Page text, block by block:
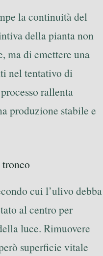
la continuità del
della pianta non
ma di emettere una
nel tentativo di
rallenta
produzione stabile e
tronco
cui l’ulivo debba
al centro per
luce. Rimuovere
superficie vitale